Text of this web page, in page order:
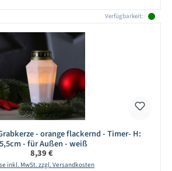
Verfügbarkeit:
- orange flackernd - Timer- H:
- für Außen - weiß
Regulärer Preis:
8,39 €
inkl. MwSt. zzgl. Versandkosten